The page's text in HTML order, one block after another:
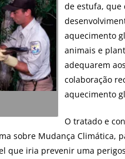
de estufa, que
aquecimento
animais e
adequarem
colaboração
aquecimento
O tratado e
sobre Mudança Climática,
que iria prevenir uma